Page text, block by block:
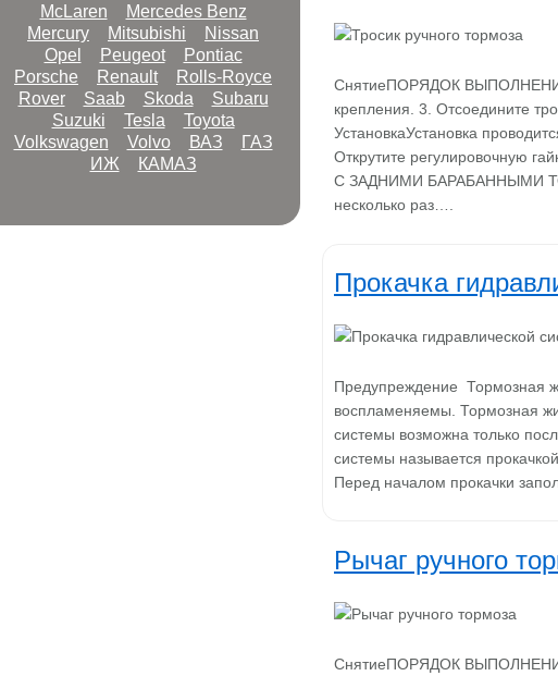
McLaren
Mercedes Benz
Mercury
Mitsubishi
Nissan
Opel
Peugeot
Pontiac
Porsche
Renault
Rolls-Royce
Rover
Saab Skoda
Subaru
Suzuki
Tesla
Toyota
Volkswagen
Volvo ВАЗ
ГАЗ
ИЖ
КАМАЗ
СнятиеПОРЯДОК ВЫПОЛНЕНИЯ
крепления. 3. Отсоедините
УстановкаУстановка
Открутите регулировочную
С ЗАДНИМИ БАРАБАННЫМИ
несколько раз….
Прокачка
Предупреждение Тормозная
воспламеняемы. Тормозная
системы возможна только
системы называется
Перед началом прокачки
Рычаг ручного
СнятиеПОРЯДОК ВЫПОЛНЕНИЯ